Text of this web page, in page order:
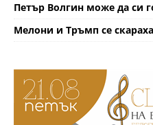
Петър Волгин може да си
Мелони и Тръмп се